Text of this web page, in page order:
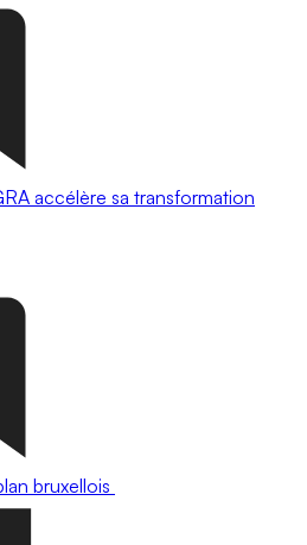
accélère sa transformation
bruxellois